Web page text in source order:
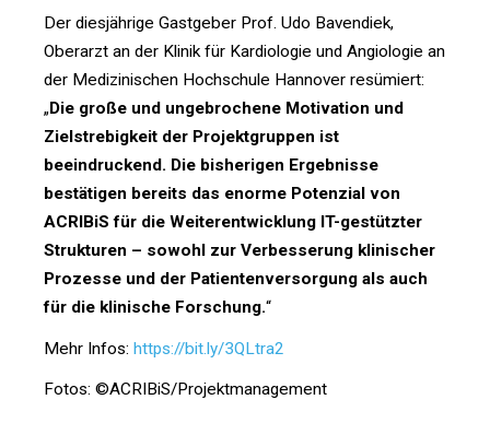
Der diesjährige Gastgeber Prof. Udo Bavendiek,
Oberarzt an der Klinik für Kardiologie und Angiologie an
der Medizinischen Hochschule Hannover resümiert:
„Die große und ungebrochene Motivation und
Zielstrebigkeit der Projektgruppen ist
beeindruckend. Die bisherigen Ergebnisse
bestätigen bereits das enorme Potenzial von
ACRIBiS für die Weiterentwicklung IT-gestützter
Strukturen – sowohl zur Verbesserung klinischer
Prozesse und der Patientenversorgung als auch
für die klinische Forschung.“
Mehr Infos: https://bit.ly/3QLtra2
Fotos: ©ACRIBiS/Projektmanagement